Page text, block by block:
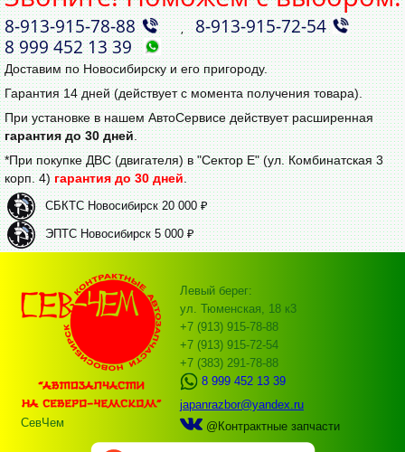
8‑913‑915‑78‑88 ,8‑913‑915‑72‑54
8 999 452 13 39
Доставим по Новосибирску и его пригороду.
Гарантия 14 дней (действует с момента получения товара).
При установке в нашем АвтоСервисе действует расширенная
гарантия до 30 дней.
*При покупке ДВС (двигателя) в "Сектор Е" (ул. Комбинатская 3
корп. 4)гарантия до 30 дней.
СБКТС Новосибирск 20 000 ₽
ЭПТС Новосибирск 5 000 ₽
СевЧем
Левый берег:
ул. Тюменская, 18 к3
+7 (913) 915-78-88
+7 (913) 915-72-54
+7 (383) 291-78-88
8 999 452 13 39
japanrazbor@yandex.ru
@Контрактные запчасти